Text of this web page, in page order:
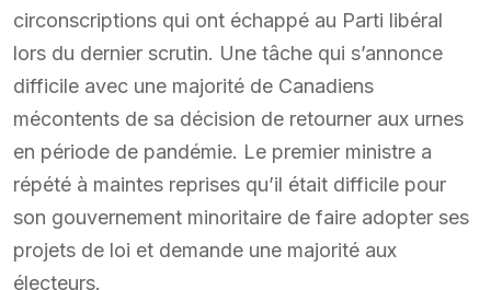
circonscriptions qui ont échappé au Parti libéral
lors du dernier scrutin. Une tâche qui s’annonce
difficile avec une majorité de Canadiens
mécontents de sa décision de retourner aux urnes
en période de pandémie. Le premier ministre a
répété à maintes reprises qu’il était difficile pour
son gouvernement minoritaire de faire adopter ses
projets de loi et demande une majorité aux
électeurs.